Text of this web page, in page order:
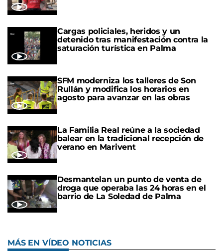
Cargas policiales, heridos y un
detenido tras manifestación contra la
saturación turística en Palma
SFM moderniza los talleres de Son
Rullán y modifica los horarios en
agosto para avanzar en las obras
La Familia Real reúne a la sociedad
balear en la tradicional recepción de
verano en Marivent
Desmantelan un punto de venta de
droga que operaba las 24 horas en el
barrio de La Soledad de Palma
MÁS EN VÍDEO NOTICIAS